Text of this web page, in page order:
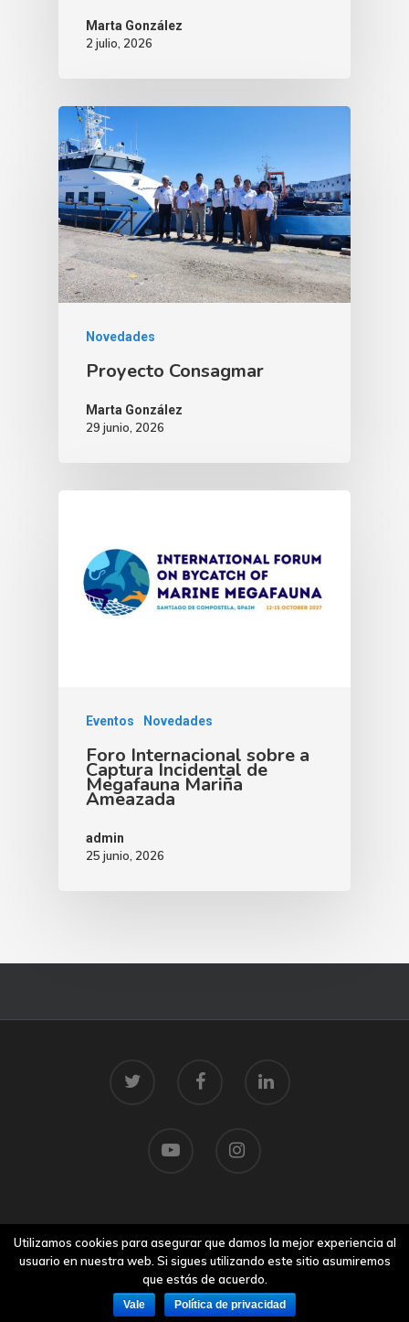
Marta González
2 julio, 2026
Novedades
Proyecto Consagmar
Marta González
29 junio, 2026
Eventos Novedades
Foro Internacional sobre a
Captura Incidental de
Megafauna Mariña
Ameazada
admin
25 junio, 2026
Aviso legal
Utilizamos cookies para asegurar que damos la mejor experiencia al
usuario en nuestra web. Si sigues utilizando este sitio asumiremos
que estás de acuerdo.
Vale Política de privacidad